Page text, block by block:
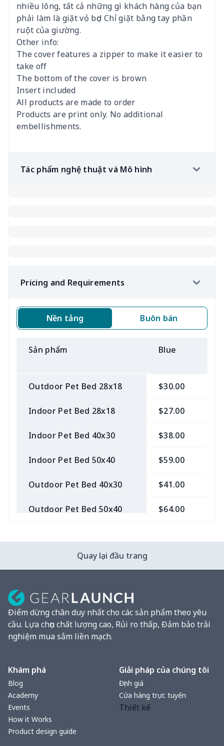
nhiều lông, tất cả những gì khách hàng của bạn
phải làm là giặt vỏ bọc! Chỉ giặt bằng tay phần
ruột của giường.
Other info:
The cover features a zipper to make it easier to
take off
The bottom of the cover is brown
Insert included
All products are made to order
Products are print only. No additional
embellishments.
Tác phẩm nghệ thuật và Mô hình
Pricing and Requirements
Nền tảng Buôn bán
Sản phẩm Blue
Outdoor Pet Bed 28x18 $30.00
Indoor Pet Bed 28x18 $27.00
Indoor Pet Bed 40x30 $38.00
Indoor Pet Bed 50x40 $59.00
Outdoor Pet Bed 40x30 $41.00
Outdoor Pet Bed 50x40 $64.00
Quay lại đầu trang
Điểm dừng chân duy nhất cho các sản phẩm theo yêu
cầu. Lựa chọn chất lượng cao, Rủi ro thấp, Đảm bảo trải
nghiệm mua sắm liền mạch.
Khám phá
Blog
Academy
Events
How it Works
Product design guide
Giải pháp của chúng tôi
Định giá
Cửa hàng trực tuyến
Thiết kế